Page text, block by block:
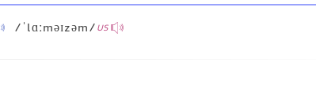
/ˈlɑːməɪzəm/US